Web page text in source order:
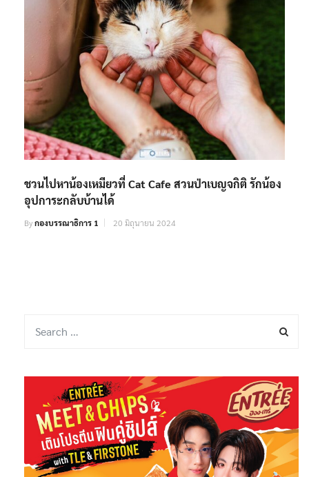
ชวนไปหาน้องเหมียวที่ Cat Cafe สวนป่าเบญจกิติ รักน้อง
อุปการะกลับบ้านได้
Byกองบรรณาธิการ 1 20 มิถุนายน 2024